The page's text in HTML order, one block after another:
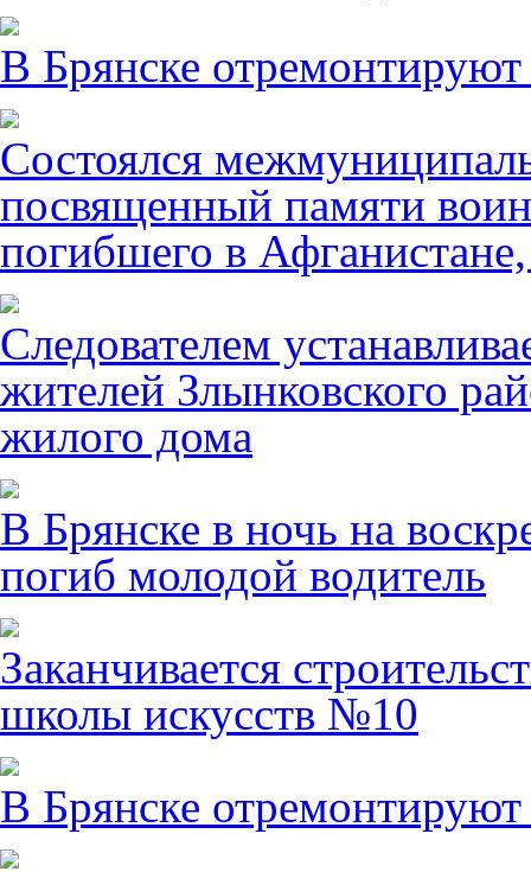
В Брянске
Состоялся
посвященный памяти
погибшего в
Следователем
жителей Злынковского
жилого дома
В Брянске в ночь на
погиб молодой водитель
Заканчивается
школы искусств №10
В Брянске